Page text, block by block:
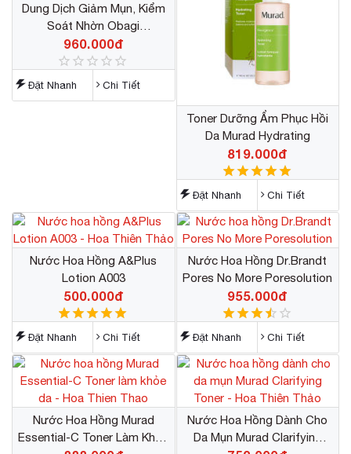
Dung Dịch Giảm Mụn, Kiểm
Soát Nhờn Obagi
Clenziderm MD Pore
Therapy
960.000đ
Đặt Nhanh Chi Tiết
Toner Dưỡng Ẩm Phục Hồi
Da Murad Hydrating
819.000đ
Đặt Nhanh Chi Tiết
Nước Hoa Hồng A&Plus
Lotion A003
500.000đ
Đặt Nhanh Chi Tiết
Nước Hoa Hồng Dr.Brandt
Pores No More Poresolution
955.000đ
Đặt Nhanh Chi Tiết
Nước Hoa Hồng Murad
Essential-C Toner Làm Khỏe
Nước Hoa Hồng Dành Cho
Da Mụn Murad Clarifying